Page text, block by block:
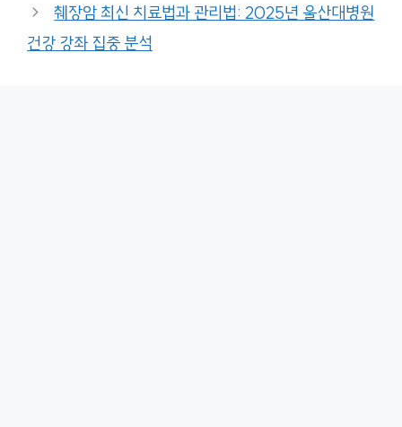
췌장암 최신 치료법과 관리법: 2025년 울산대병원
건강 강좌 집중 분석